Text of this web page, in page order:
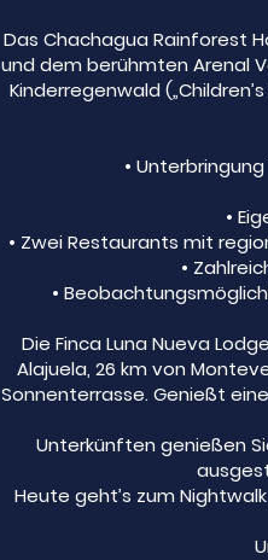
Das Chachagua Rainforest
und dem berühmten Arenal
Kinderregenwald
•⁠
•⁠
•⁠ ⁠Zwei Restaurants mit
•⁠
•⁠
Die Finca Luna Nueva
Alajuela, 26 km von
Sonnenterrasse. Genießt
Unterkünften genießen
Heute geht’s zum